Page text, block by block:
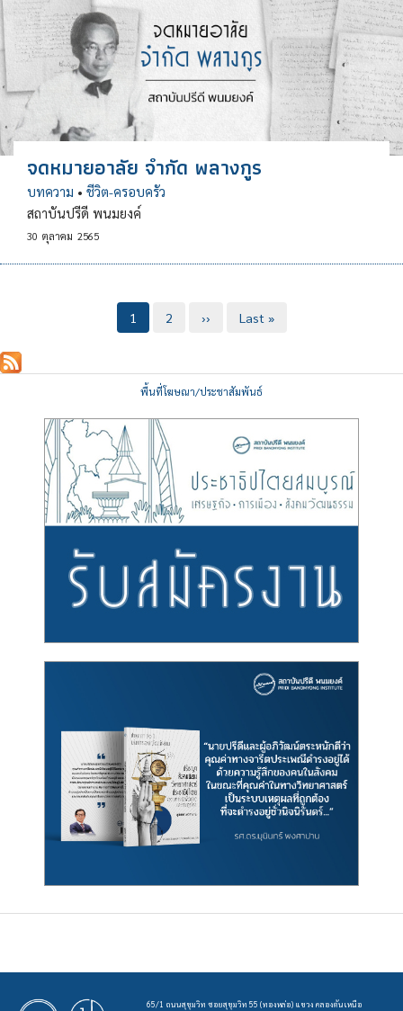
จดหมายอาลัย จำกัด พลางกูร
บทความ • ชีวิต-ครอบครัว
สถาบันปรีดี พนมยงค์
30 ตุลาคม 2565
Current
1 Page
2
Next
››
Last
Last »
พื้นที่โฆษณา/ประชาสัมพันธ์
65/1 ถนนสุขุมวิท ซอยสุขุมวิท 55 (ทองหล่อ) แขวง คลองตันเหนือ